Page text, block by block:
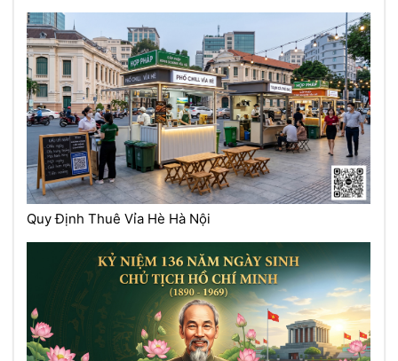
Quy Định Thuê Vỉa Hè Hà Nội